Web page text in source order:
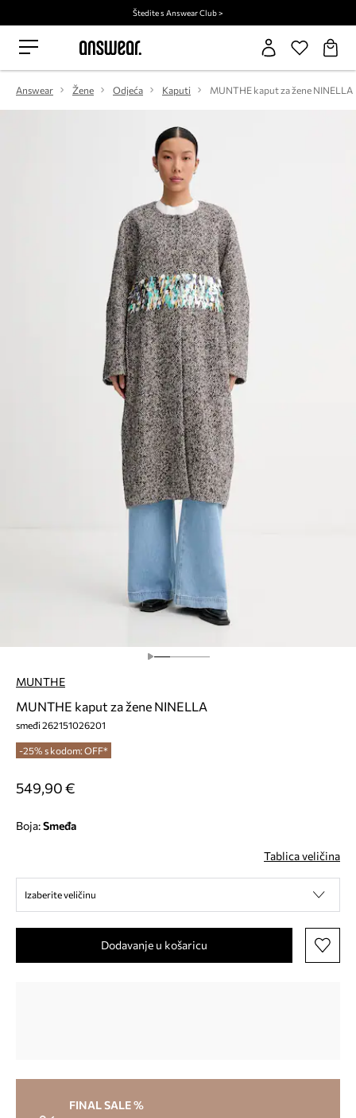
Štedite s Answear Club >
Answear Žene Odjeća Kaputi MUNTHE kaput za žene NINELLA
MUNTHE
MUNTHE kaput za žene NINELLA
smeđi 262151026201
-25% s kodom: OFF*
549,90 €
Boja: smeđa
Tablica veličina
Izaberite veličinu
Dodavanje u košaricu
FINAL SALE %